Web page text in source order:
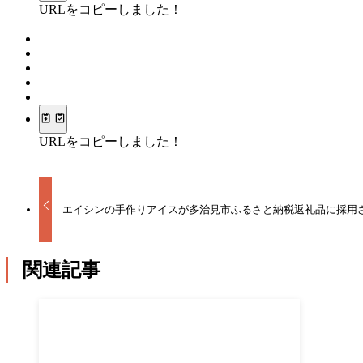
URLをコピーしました！
URLをコピーしました！
エイシンの手作りアイスが多治見市ふるさと納税返礼品に採用
関連記事